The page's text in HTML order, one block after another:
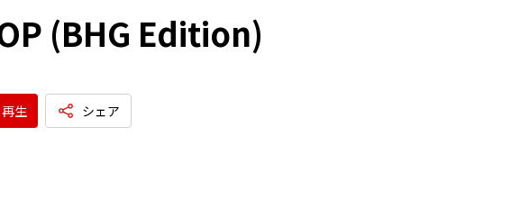
(BHG Edition)
生 シェア